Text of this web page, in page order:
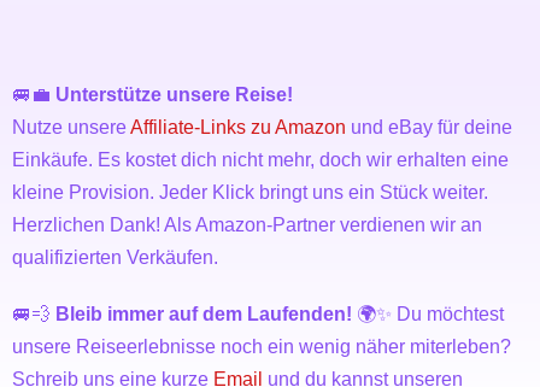
🚐💼 Unterstütze unsere Reise!
Nutze unsereAffiliate-Links zu Amazon und eBay für deine
Einkäufe. Es kostet dich nicht mehr, doch wir erhalten eine
kleine Provision. Jeder Klick bringt uns ein Stück weiter.
Herzlichen Dank! Als Amazon-Partner verdienen wir an
qualifizierten Verkäufen.
🚐💨 Bleib immer auf dem Laufenden! 🌍✨ Du möchtest
unsere Reiseerlebnisse noch ein wenig näher miterleben?
Schreib uns eine kurze Email und du kannst unseren